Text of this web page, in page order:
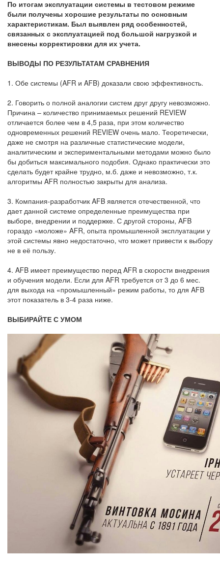
По итогам эксплуатации системы в тестовом режиме
были получены хорошие результаты по основным
характеристикам. Был выявлен ряд особенностей,
связанных с эксплуатацией под большой нагрузкой и
внесены корректировки для их учета.
ВЫВОДЫ ПО РЕЗУЛЬТАТАМ СРАВНЕНИЯ
1. Обе системы (AFR и AFB) доказали свою эффективность.
2. Говорить о полной аналогии систем друг другу невозможно.
Причина – количество принимаемых решений REVIEW
отличается более чем в 4,5 раза, при этом количество
одновременных решений REVIEW очень мало. Теоретически,
даже не смотря на различные статистические модели,
аналитическим и экспериментальными методами можно было
бы добиться максимального подобия. Однако практически это
сделать будет крайне трудно, м.б. даже и невозможно, т.к.
алгоритмы AFR полностью закрыты для анализа.
3. Компания-разработчик AFB является отечественной, что
дает данной системе определенные преимущества при
выборе, внедрении и поддержке. С другой стороны, AFB
гораздо «моложе» AFR, опыта промышленной эксплуатации у
этой системы явно недостаточно, что может привести к выбору
не в её пользу.
4. AFB имеет преимущество перед AFR в скорости внедрения
и обучения модели. Если для AFR требуется от 3 до 6 мес.
для выхода на «промышленный» режим работы, то для AFB
этот показатель в 3-4 раза ниже.
ВЫБИРАЙТЕ С УМОМ